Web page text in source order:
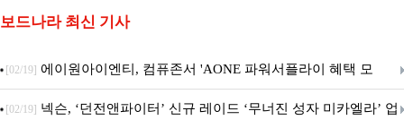
보드나라 최신 기사
[02/19] 에이원아이엔티, 컴퓨존서 'AONE 파워서플라이 혜택 모
음.ZIP' 이벤트 진행
[02/19] 넥슨, ‘던전앤파이터’ 신규 레이드 ‘무너진 성자 미카엘라’ 업